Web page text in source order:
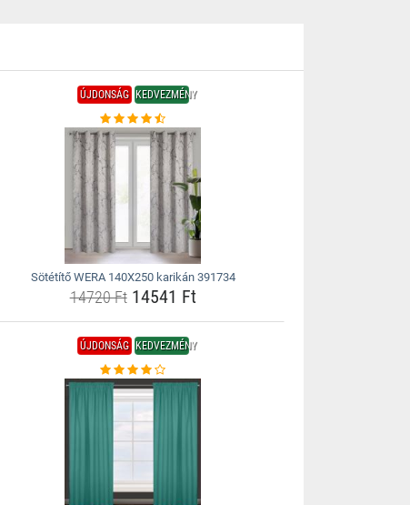
ÚJDONSÁG KEDVEZMÉNY
Sötétítő WERA 140X250 karikán 391734
14720 Ft14541 Ft
ÚJDONSÁG KEDVEZMÉNY